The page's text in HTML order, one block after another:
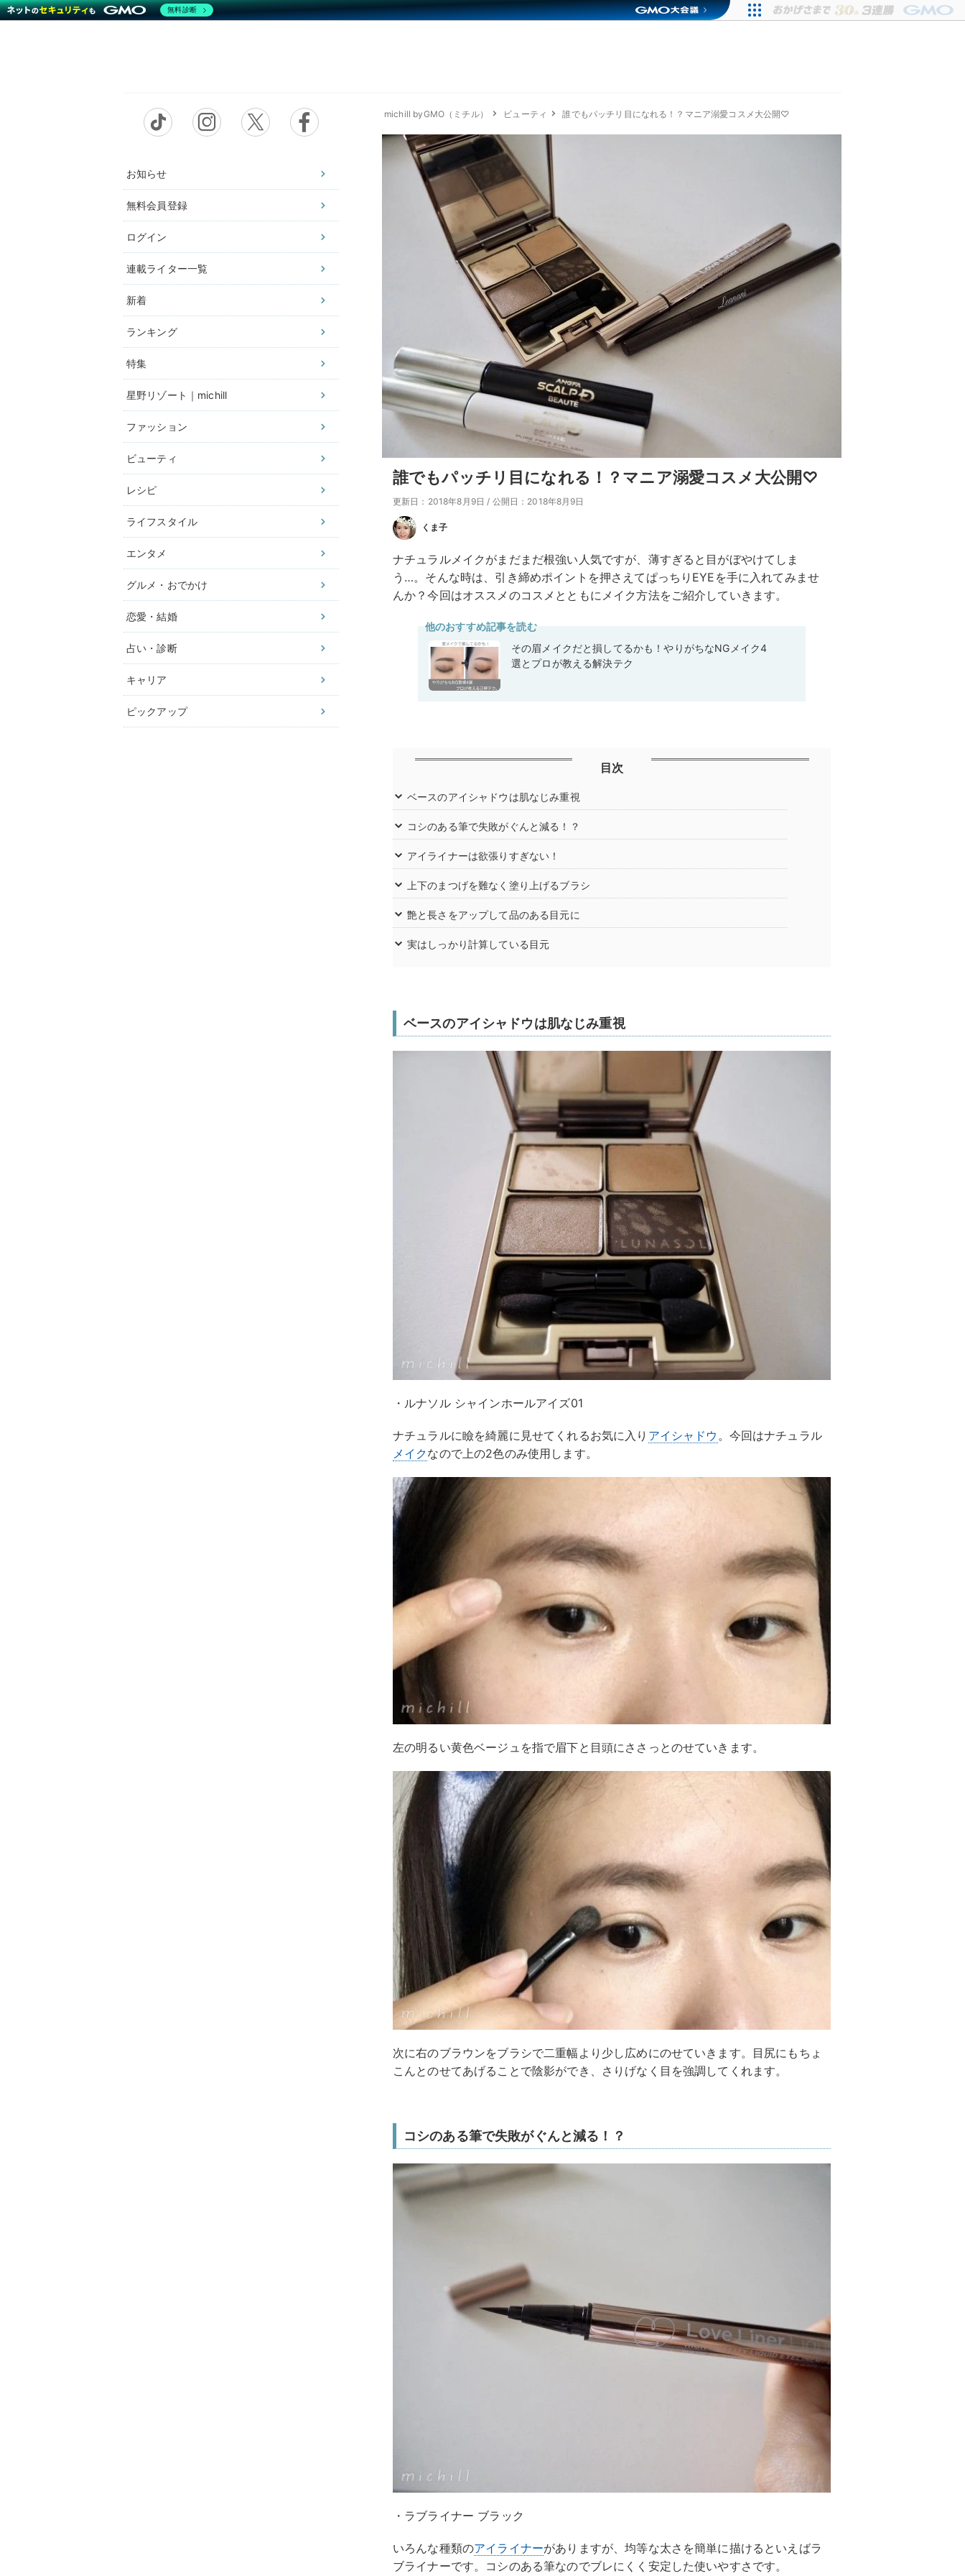
お知らせ
無料会員登録
ログイン
連載ライター一覧
新着
ランキング
特集
星野リゾート｜michill
ファッション
ビューティ
レシピ
ライフスタイル
エンタメ
グルメ・おでかけ
恋愛・結婚
占い・診断
キャリア
ピックアップ
michill byGMO（ミチル） ビューティ 誰でもパッチリ目になれる！？マニア溺愛コスメ大公開♡
誰でもパッチリ目になれる！？マニア溺愛コスメ大公開♡
更新日：2018年8月9日 / 公開日：2018年8月9日
くま子
ナチュラルメイクがまだまだ根強い人気ですが、薄すぎると目がぼやけてしま
う…。そんな時は、引き締めポイントを押さえてぱっちりEYEを手に入れてみませ
んか？今回はオススメのコスメとともにメイク方法をご紹介していきます。
他のおすすめ記事を読む
その眉メイクだと損してるかも！やりがちなNGメイク4
選とプロが教える解決テク
目次
ベースのアイシャドウは肌なじみ重視
コシのある筆で失敗がぐんと減る！？
アイライナーは欲張りすぎない！
上下のまつげを難なく塗り上げるブラシ
艶と長さをアップして品のある目元に
実はしっかり計算している目元
ベースのアイシャドウは肌なじみ重視
・ルナソル シャインホールアイズ01
ナチュラルに瞼を綺麗に見せてくれるお気に入り アイシャドウ 。今回はナチュラル
メイクなので上の2色のみ使用します。
左の明るい黄色ベージュを指で眉下と目頭にささっとのせていきます。
次に右のブラウンをブラシで二重幅より少し広めにのせていきます。目尻にもちょ
こんとのせてあげることで陰影ができ、さりげなく目を強調してくれます。
コシのある筆で失敗がぐんと減る！？
・ラブライナー ブラック
いろんな種類のアイライナーがありますが、均等な太さを簡単に描けるといえばラ
ブライナーです。コシのある筆なのでブレにくく安定した使いやすさです。
無料診断